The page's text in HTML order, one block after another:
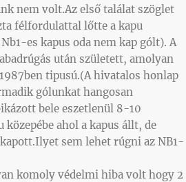
nem volt.Az első találat szöglet
félfordulattal lőtte a kapu
es kapus oda nem kap gólt). A
után született, amolyan
tipusú.(A hivatalos honlap
gólunkat hangosan
bele eszetlenül 8-10
ahol a kapus állt, de
sem lehet rúgni az NB1-
komoly védelmi hiba volt hogy 2